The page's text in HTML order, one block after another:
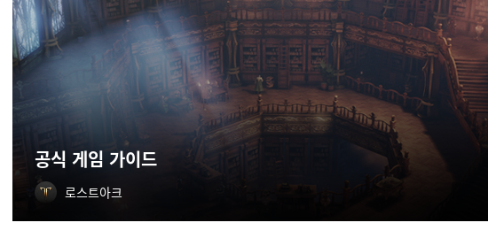
공식 게임 가이드
로스트아크